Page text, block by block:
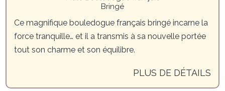
Bringé
Ce magnifique bouledogue français bringé incarne la
force tranquille… et il a transmis à sa nouvelle portée
tout son charme et son équilibre.
PLUS DE DÉTAILS